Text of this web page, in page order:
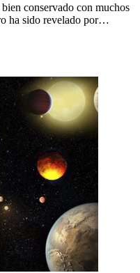
conservado con muchos
ha sido revelado por…